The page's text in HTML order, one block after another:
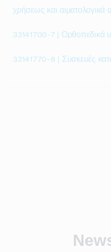
χρήσεως και αιματολογικά
33141700-7 | Ορθοπεδικά
33141770-8 | Συσκευές